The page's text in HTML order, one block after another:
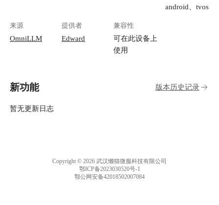
android、tvos
来源
OmniLLM
提供者
Edward
兼容性
可在此设备上
使用
新功能 版本历史记录
暂无更新日志
Copyright © 2026 武汉懒猫微服科技有限公司
鄂ICP备2023030520号-1
鄂公网安备42018502007084